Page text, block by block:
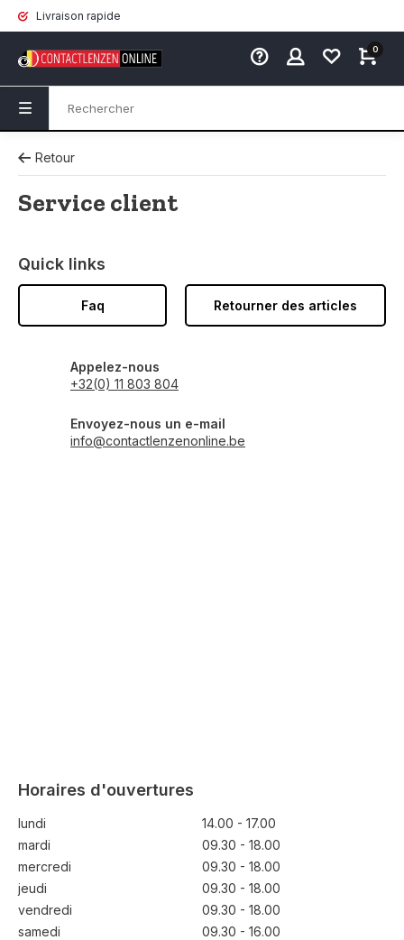
Livraison rapide
0
Retour
Service client
Quick links
Faq Retourner des articles
Appelez-nous
+32(0) 11 803 804
Envoyez-nous un e-mail
info@contactlenzenonline.be
Horaires d'ouvertures
lundi
14.00 - 17.00
mardi
09.30 - 18.00
mercredi
09.30 - 18.00
jeudi
09.30 - 18.00
vendredi
09.30 - 18.00
samedi
09.30 - 16.00